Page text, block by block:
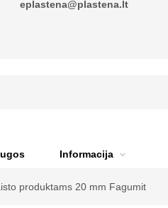
eplastena@plastena.lt
Informacija
produktams 20 mm Fagumit